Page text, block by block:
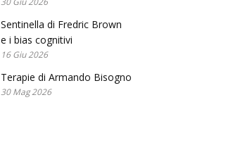
Sentinella di Fredric Brown
e i bias cognitivi
16 Giu 2026
Terapie di Armando Bisogno
30 Mag 2026